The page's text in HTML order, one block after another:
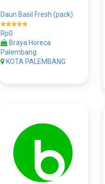
Daun Basil Fresh (pack)
Rp0
Braya Horeca
Palembang
KOTA PALEMBANG